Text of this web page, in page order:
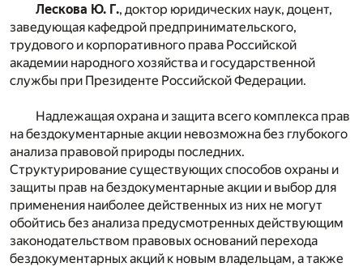
Лескова Ю. Г., доктор юридических наук, доцент,
заведующая кафедрой предпринимательского,
трудового и корпоративного права Российской
академии народного хозяйства и государственной
службы при Президенте Российской Федерации.
Надлежащая охрана и защита всего комплекса прав
на бездокументарные акции невозможна без глубокого
анализа правовой природы последних.
Структурирование существующих способов охраны и
защиты прав на бездокументарные акции и выбор для
применения наиболее действенных из них не могут
обойтись без анализа предусмотренных действующим
законодательством правовых оснований перехода
бездокументарных акций к новым владельцам, а также